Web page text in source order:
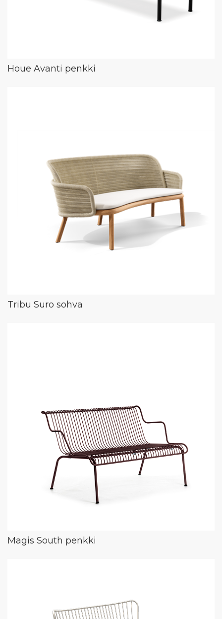
Houe Avanti penkki
Tribu Suro sohva
Magis South penkki